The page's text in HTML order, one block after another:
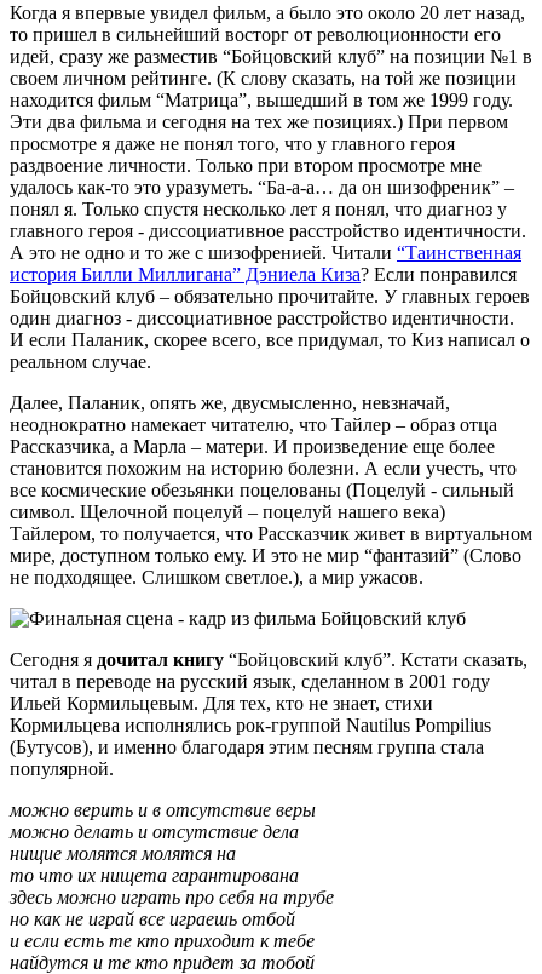
Когда я впервые увидел фильм, а было это около 20 лет назад,
то пришел в сильнейший восторг от революционности его
идей, сразу же разместив “Бойцовский клуб” на позиции №1 в
своем личном рейтинге. (К слову сказать, на той же позиции
находится фильм “Матрица”, вышедший в том же 1999 году.
Эти два фильма и сегодня на тех же позициях.) При первом
просмотре я даже не понял того, что у главного героя
раздвоение личности. Только при втором просмотре мне
удалось как-то это уразуметь. “Ба-а-а… да он шизофреник” –
понял я. Только спустя несколько лет я понял, что диагноз у
главного героя - диссоциативное расстройство идентичности.
А это не одно и то же с шизофренией. Читали “Таинственная
история Билли Миллигана” Дэниела Киза? Если понравился
Бойцовский клуб – обязательно прочитайте. У главных героев
один диагноз - диссоциативное расстройство идентичности.
И если Паланик, скорее всего, все придумал, то Киз написал о
реальном случае.
Далее, Паланик, опять же, двусмысленно, невзначай,
неоднократно намекает читателю, что Тайлер – образ отца
Рассказчика, а Марла – матери. И произведение еще более
становится похожим на историю болезни. А если учесть, что
все космические обезьянки поцелованы (Поцелуй - сильный
символ. Щелочной поцелуй – поцелуй нашего века)
Тайлером, то получается, что Рассказчик живет в виртуальном
мире, доступном только ему. И это не мир “фантазий” (Слово
не подходящее. Слишком светлое.), а мир ужасов.
Сегодня я дочитал книгу “Бойцовский клуб”. Кстати сказать,
читал в переводе на русский язык, сделанном в 2001 году
Ильей Кормильцевым. Для тех, кто не знает, стихи
Кормильцева исполнялись рок-группой Nautilus Pompilius
(Бутусов), и именно благодаря этим песням группа стала
популярной.
можно верить и в отсутствие веры
можно делать и отсутствие дела
нищие молятся молятся на
то что их нищета гарантирована
здесь можно играть про себя на трубе
но как не играй все играешь отбой
и если есть те кто приходит к тебе
найдутся и те кто придет за тобой